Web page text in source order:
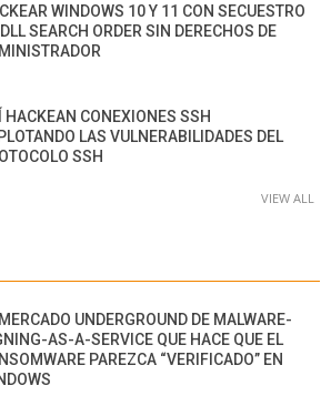
WINDOWS 10 Y 11 CON SECUESTRO
DLL SEARCH ORDER SIN DERECHOS DE
HACKEAN CONEXIONES SSH
LAS VULNERABILIDADES DEL
SSH
VIEW ALL
UNDERGROUND DE MALWARE-
AS-A-SERVICE QUE HACE QUE EL
PAREZCA “VERIFICADO” EN